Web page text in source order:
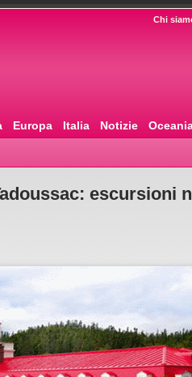
Chi
Europa Italia Notizie
escursioni